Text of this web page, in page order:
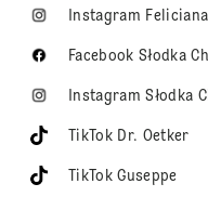
Instagram Feliciana
Facebook Słodka
Instagram Słodka
TikTok Dr. Oetker
TikTok Guseppe